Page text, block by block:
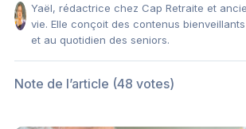
Yaël, rédactrice chez Cap Retraite et
vie. Elle conçoit des contenus
et au quotidien des seniors.
Note de l’article (48 votes)